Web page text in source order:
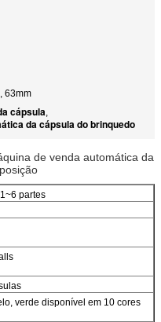
63mm
cápsula,
da cápsula do brinquedo
de venda automática da
partes
verde disponível em 10 cores